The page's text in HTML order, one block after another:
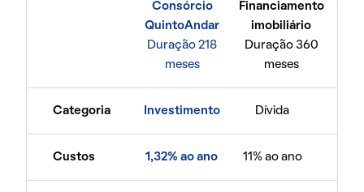
Consórcio
QuintoAndar
Duração 218
meses
Financiamento
imobiliário
Duração 360
meses
Categoria Investimento Dívida
Custos 1,32% ao ano 11% ao ano